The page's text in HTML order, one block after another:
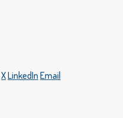
XLinkedIn Email